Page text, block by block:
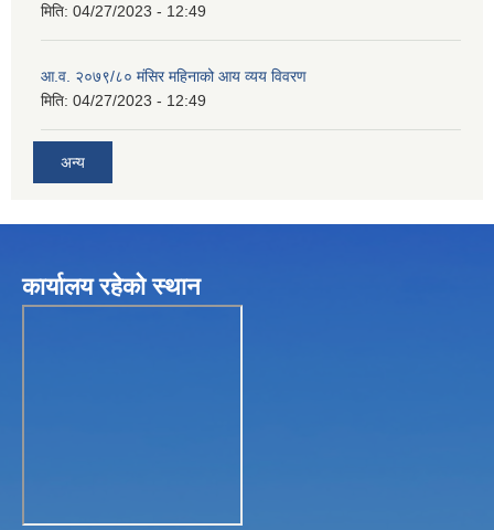
मिति: 04/27/2023 - 12:49
आ.व. २०७९/८० मंसिर महिनाको आय व्यय विवरण
मिति: 04/27/2023 - 12:49
अन्य
कार्यालय रहेकाे स्थान